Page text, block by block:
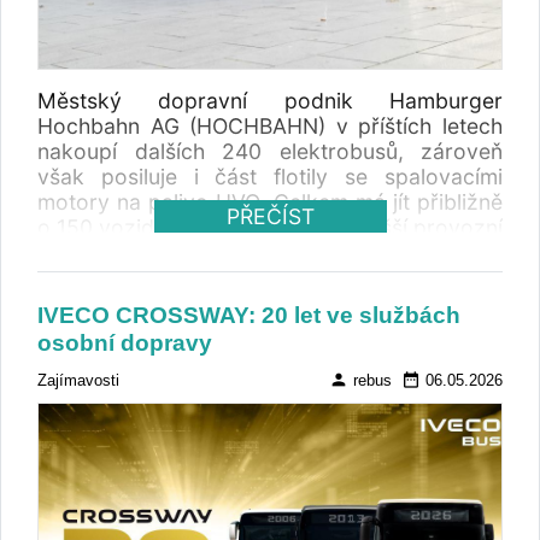
k celkovému růstu trhu. Zatímco za prvních
sedm měsíců registrace meziročně vzrostly o
23,20 procenta, samotný červenec přinesl
meziroční růst o 56,06 procenta. Registrace
autobusů červenec 2025
Městský dopravní podnik Hamburger
Hochbahn AG (HOCHBAHN) v příštích letech
nakoupí dalších 240 elektrobusů, zároveň
však posiluje i část flotily se spalovacími
motory na palivo HVO. Celkem má jít přibližně
o 150 vozidel, která mají zajistit vyšší provozní
krizových situacích.
PŘEČÍST
IVECO CROSSWAY: 20 let ve službách
osobní dopravy
Zajímavosti person rebus date_range 06.05.2026